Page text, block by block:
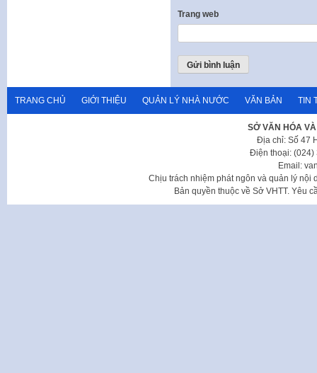
Trang web
TRANG CHỦ GIỚI THIỆU QUẢN LÝ NHÀ NƯỚC VĂN BẢN TIN
SỞ VĂN HÓA
Địa chỉ: Số 47
Điện thoại: (024)
Email:
Chịu trách nhiệm phát ngôn và quản lý nội
Bản quyền thuộc về Sở VHTT. Yêu